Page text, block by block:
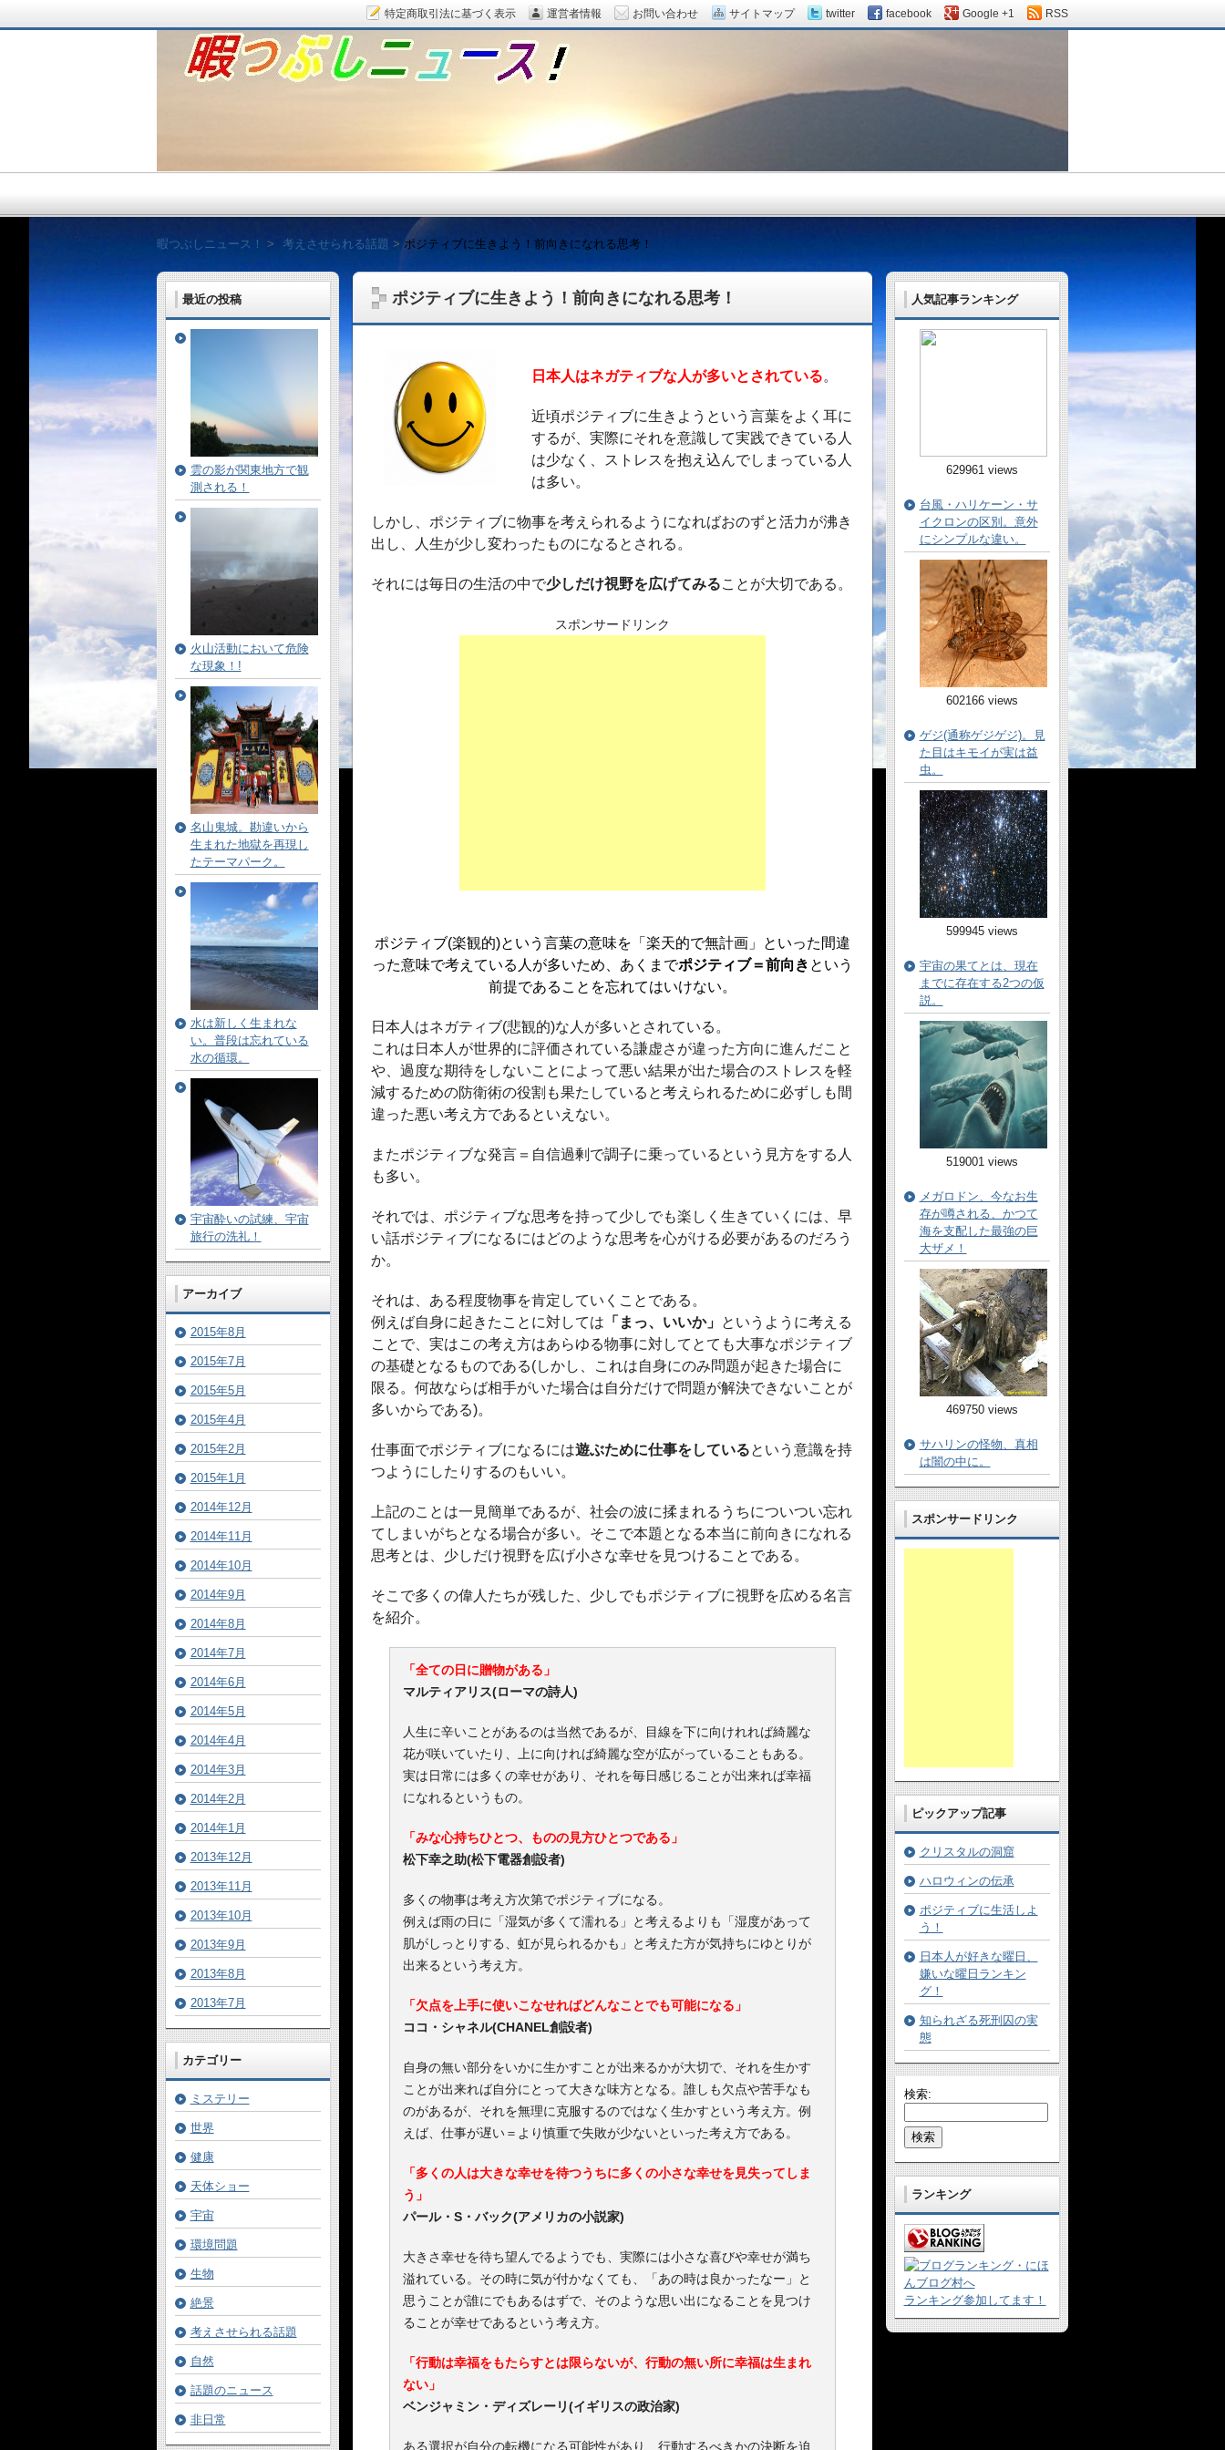
ポジティブに生きよう！前向きになれる思考！
日本人はネガティブな人が多いとされている。
近頃ポジティブに生きようという言葉をよく耳に
するが、実際にそれを意識して実践できている人
は少なく、ストレスを抱え込んでしまっている人
は多い。
しかし、ポジティブに物事を考えられるようになればおのずと活力が沸き
出し、人生が少し変わったものになるとされる。
それには毎日の生活の中で少しだけ視野を広げてみることが大切である。
スポンサードリンク
ポジティブ(楽観的)という言葉の意味を「楽天的で無計画」といった間違
った意味で考えている人が多いため、あくまでポジティブ＝前向き という
前提であることを忘れてはいけない。
日本人はネガティブ(悲観的)な人が多いとされている。
これは日本人が世界的に評価されている謙虚さが違った方向に進んだこと
や、過度な期待をしないことによって悪い結果が出た場合のストレスを軽
減するための防衛術の役割も果たしていると考えられるために必ずしも間
違った悪い考え方であるといえない。
またポジティブな発言＝自信過剰で調子に乗っているという見方をする人
も多い。
それでは、ポジティブな思考を持って少しでも楽しく生きていくには、早
い話ポジティブになるにはどのような思考を心がける必要があるのだろう
か。
それは、ある程度物事を肯定していくことである。
例えば自身に起きたことに対しては 「まっ、いいか」 というように考える
ことで、実はこの考え方はあらゆる物事に対してとても大事なポジティブ
の基礎となるものである(しかし、これは自身にのみ問題が起きた場合に
限る。何故ならば相手がいた場合は自分だけで問題が解決できないことが
多いからである)。
仕事面でポジティブになるには遊ぶために仕事をしているという意識を持
つようにしたりするのもいい。
上記のことは一見簡単であるが、社会の波に揉まれるうちについつい忘れ
てしまいがちとなる場合が多い。そこで本題となる本当に前向きになれる
思考とは、少しだけ視野を広げ小さな幸せを見つけることである。
そこで多くの偉人たちが残した、少しでもポジティブに視野を広める名言
を紹介。
「全ての日に贈物がある」
マルティアリス(ローマの詩人)
人生に辛いことがあるのは当然であるが、目線を下に向けれれば綺麗な
花が咲いていたり、上に向ければ綺麗な空が広がっていることもある。
実は日常には多くの幸せがあり、それを毎日感じることが出来れば幸福
になれるというもの。
「みな心持ちひとつ、ものの見方ひとつである」
松下幸之助(松下電器創設者)
多くの物事は考え方次第でポジティブになる。
例えば雨の日に「湿気が多くて濡れる」と考えるよりも「湿度があって
肌がしっとりする、虹が見られるかも」と考えた方が気持ちにゆとりが
出来るという考え方。
「欠点を上手に使いこなせればどんなことでも可能になる」
ココ・シャネル(CHANEL創設者)
自身の無い部分をいかに生かすことが出来るかが大切で、それを生かす
ことが出来れば自分にとって大きな味方となる。誰しも欠点や苦手なも
のがあるが、それを無理に克服するのではなく生かすという考え方。例
えば、仕事が遅い＝より慎重で失敗が少ないといった考え方である。
「多くの人は大きな幸せを待つうちに多くの小さな幸せを見失ってしま
う」
パール・S・バック(アメリカの小説家)
大きさ幸せを待ち望んでるようでも、実際には小さな喜びや幸せが満ち
溢れている。その時に気が付かなくても、「あの時は良かったなー」と
思うことが誰にでもあるはずで、そのような思い出になることを見つけ
ることが幸せであるという考え方。
「行動は幸福をもたらすとは限らないが、行動の無い所に幸福は生まれ
ない」
ベンジャミン・ディズレーリ(イギリスの政治家)
ある選択が自分の転機になる可能性があり、行動するべきかの決断を迫
最近の投稿
雲の影が関東地方で観
測される！
火山活動において危険
な現象！!
名山鬼城。勘違いから
生まれた地獄を再現し
たテーマパーク。
水は新しく生まれな
い。普段は忘れている
水の循環。
宇宙酔いの試練、宇宙
旅行の洗礼！
アーカイブ
2015年8月
2015年7月
2015年5月
2015年4月
2015年2月
2015年1月
2014年12月
2014年11月
2014年10月
2014年9月
2014年8月
2014年7月
2014年6月
2014年5月
2014年4月
2014年3月
2014年2月
2014年1月
2013年12月
2013年11月
2013年10月
2013年9月
2013年8月
2013年7月
カテゴリー
ミステリー
世界
健康
天体ショー
宇宙
環境問題
生物
絶景
考えさせられる話題
自然
話題のニュース
非日常
人気記事ランキング
629961 views
台風・ハリケーン・サ
イクロンの区別。意外
にシンプルな違い。
602166 views
ゲジ(通称ゲジゲジ)。見
た目はキモイが実は益
虫。
599945 views
宇宙の果てとは、現在
までに存在する2つの仮
説。
519001 views
メガロドン、今なお生
存が噂される、かつて
海を支配した最強の巨
大ザメ！
469750 views
サハリンの怪物、真相
は闇の中に。
スポンサードリンク
ピックアップ記事
クリスタルの洞窟
ハロウィンの伝承
ポジティブに生活しよ
う！
日本人が好きな曜日、
嫌いな曜日ランキン
グ！
知られざる死刑囚の実
態
検索:
ランキング
ランキング参加してます！
暇つぶしニュース！ 考えさせられる話題 ポジティブに生きよう！前向きになれる思考！
暇つぶしニュース！
毎日面白い話題をピックアップ！
特定商取引法に基づく表示 運営者情報 お問い合わせ サイトマップ twitter facebook Google +1 RSS